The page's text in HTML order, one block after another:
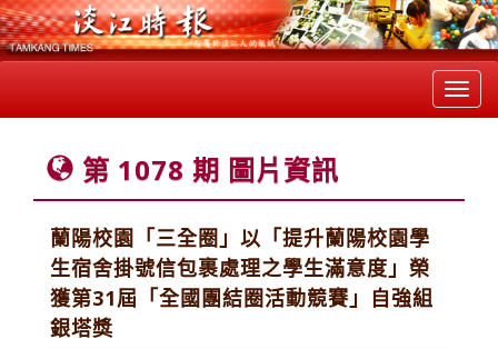
第 1078 期 圖片資訊
蘭陽校園「三全圈」以「提升蘭陽校園學
生宿舍掛號信包裹處理之學生滿意度」榮
獲第31屆「全國團結圈活動競賽」自強組
銀塔獎